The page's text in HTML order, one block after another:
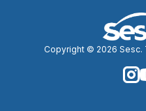
Copyright © 2026